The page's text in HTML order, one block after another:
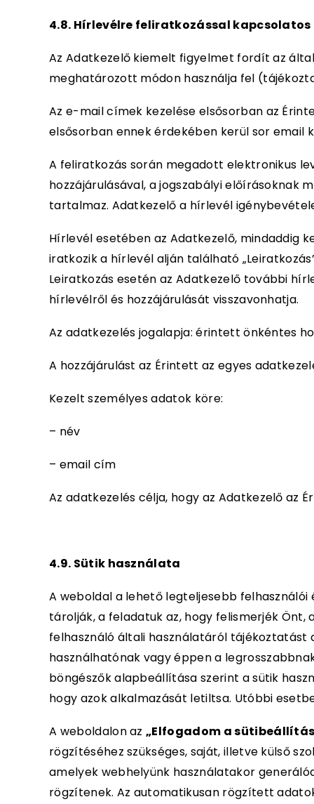
4.8. Hírlevélre feliratkozással
Az Adatkezelő kiemelt figyelmet fordít az
meghatározott módon használja fel
Az e-mail címek kezelése elsősorban az
elsősorban ennek érdekében kerül sor email
A feliratkozás során megadott elektronikus
hozzájárulásával, a jogszabályi előírásoknak
tartalmaz. Adatkezelő a hírlevél
Hírlevél esetében az Adatkezelő, mindaddig
iratkozik a hírlevél alján található
Leiratkozás esetén az Adatkezelő további
hírlevélről és hozzájárulását visszavonhatja.
Az adatkezelés jogalapja: érintett önkéntes
A hozzájárulást az Érintett az egyes
Kezelt személyes adatok köre:
– név
– email cím
Az adatkezelés célja, hogy az Adatkezelő
4.9. Sütik használata
A weboldal a lehető legteljesebb
tárolják, a feladatuk az, hogy felismerjék
felhasználó általi használatáról tájékoztatást
használhatónak vagy éppen a
böngészők alapbeállítása szerint a sütik
hogy azok alkalmazását letiltsa. Utóbbi
A weboldalon az„Elfogadom a
rögzítéséhez szükséges, saját, illetve külső
amelyek webhelyünk használatakor
rögzítenek. Az automatikusan rögzített